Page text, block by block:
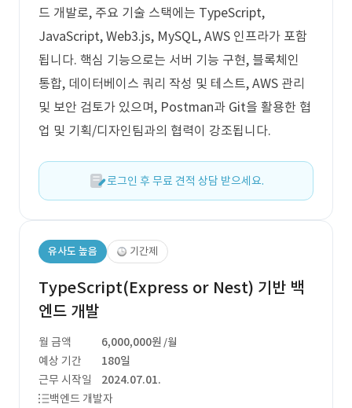
드 개발로, 주요 기술 스택에는 TypeScript,
JavaScript, Web3.js, MySQL, AWS 인프라가 포함
됩니다. 핵심 기능으로는 서버 기능 구현, 블록체인
통합, 데이터베이스 쿼리 작성 및 테스트, AWS 관리
및 보안 검토가 있으며, Postman과 Git을 활용한 협
업 및 기획/디자인팀과의 협력이 강조됩니다.
로그인 후 무료 견적 상담 받으세요.
유사도 높음 기간제
TypeScript(Express or Nest) 기반 백
엔드 개발
월 금액 6,000,000원 /월
예상 기간
180일
근무 시작일
2024.07.01.
백엔드 개발자